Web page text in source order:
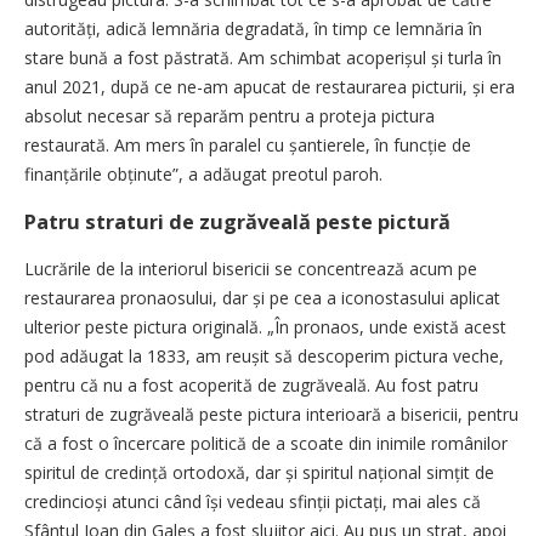
autorități, adică lemnăria degradată, în timp ce lemnăria în
stare bună a fost păstrată. Am schimbat acoperișul și turla în
anul 2021, după ce ne-am apucat de restaurarea picturii, și era
absolut necesar să reparăm pentru a proteja pictura
restaurată. Am mers în paralel cu șantierele, în funcție de
finanțările obținute”, a adăugat preotul paroh.
Patru straturi de zugrăveală peste pictură
Lucrările de la interiorul bisericii se concentrează acum pe
restaurarea pronaosului, dar și pe cea a iconostasului aplicat
ulterior peste pictura originală. „În pronaos, unde există acest
pod adăugat la 1833, am reușit să descoperim pictura veche,
pentru că nu a fost acoperită de zugrăveală. Au fost patru
straturi de zugrăveală peste pictura interioară a bisericii, pentru
că a fost o încercare politică de a scoate din inimile românilor
spiritul de cre­dință ortodoxă, dar și spiritul națio­nal simțit de
credincioși atunci când își vedeau sfinții pictați, mai ales că
Sfântul Ioan din Galeș a fost slujitor aici. Au pus un strat, apoi